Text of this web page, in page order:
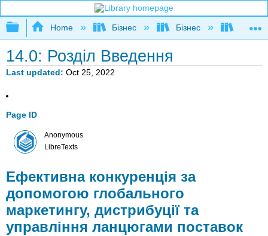
Expand/collapse global hierarchy
Home Бізнес Бізнес
14.0: Розділ Введення
Last updated Oct 25, 2022
Page ID
Anonymous
LibreTexts
Ефективна конкуренція за
допомогою глобального
маркетингу, дистрибуції та
управління ланцюгами поставок